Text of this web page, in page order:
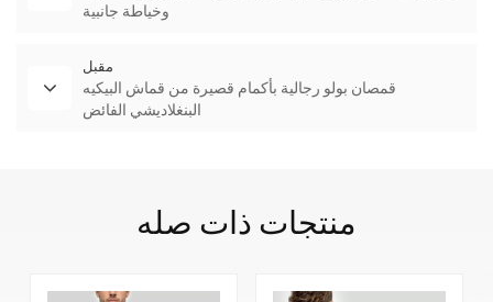
وخياطة جانبية
مقبل
قمصان بولو رجالية بأكمام قصيرة من قماش البيكيه
البنغلاديشي الفائض
منتجات ذات صله